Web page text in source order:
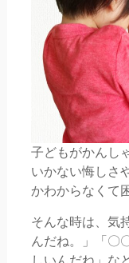
子どもがかんし
いかない悔しさ
かわからなくて
そんな時は、気
んだね。」「〇